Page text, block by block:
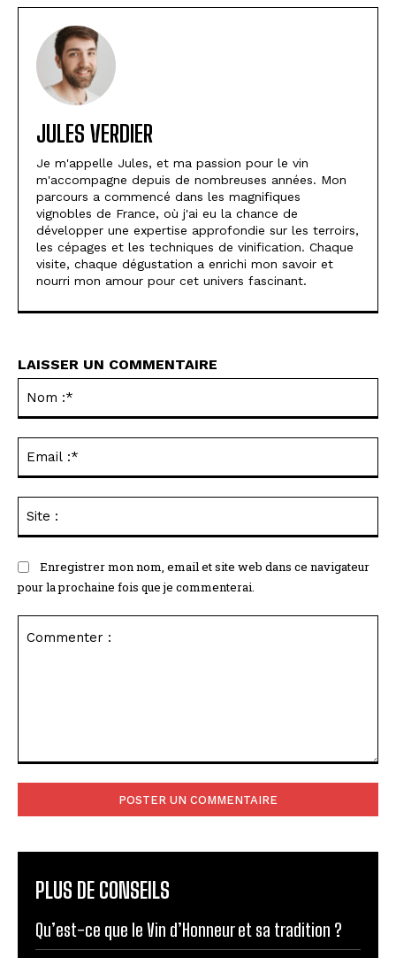
JULES VERDIER
Je m'appelle Jules, et ma passion pour le vin
m'accompagne depuis de nombreuses années. Mon
parcours a commencé dans les magnifiques
vignobles de France, où j'ai eu la chance de
développer une expertise approfondie sur les terroirs,
les cépages et les techniques de vinification. Chaque
visite, chaque dégustation a enrichi mon savoir et
nourri mon amour pour cet univers fascinant.
LAISSER UN COMMENTAIRE
Enregistrer mon nom, email et site web dans ce navigateur
pour la prochaine fois que je commenterai.
PLUS DE CONSEILS
Qu’est-ce que le Vin d’Honneur et sa tradition ?